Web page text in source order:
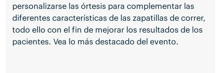
personalizarse las órtesis para complementar las
diferentes características de las zapatillas de correr,
todo ello con el fin de mejorar los resultados de los
pacientes. Vea lo más destacado del evento.